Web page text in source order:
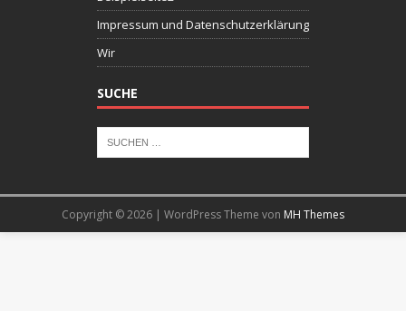
Impressum und Datenschutzerklärung
Wir
SUCHE
Copyright © 2026 | WordPress Theme von MH Themes